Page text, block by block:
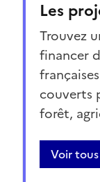
Les
Trouvez
financer
couverts
forêt,
Voir